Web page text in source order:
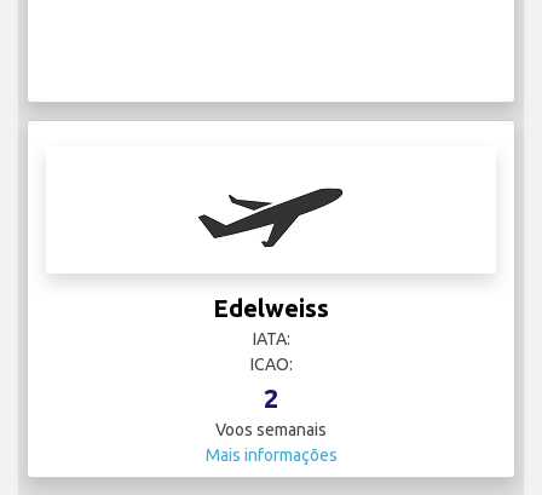
Edelweiss
IATA:
ICAO:
2
Voos semanais
Mais informações